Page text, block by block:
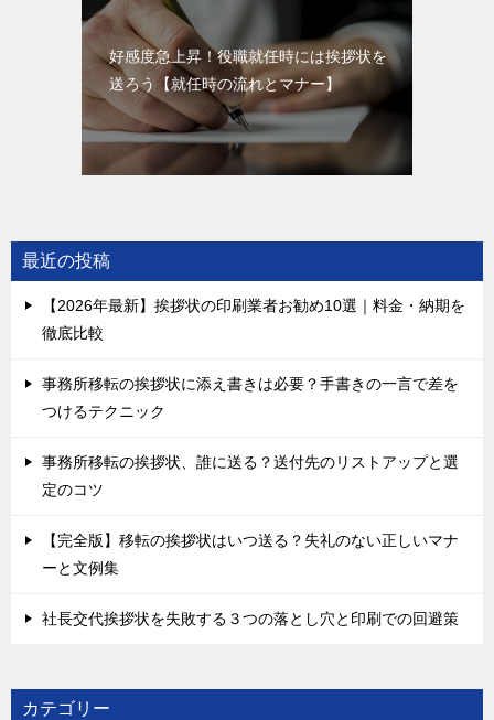
好感度急上昇！役職就任時には挨拶状を
送ろう【就任時の流れとマナー】
最近の投稿
【2026年最新】挨拶状の印刷業者お勧め10選｜料金・納期を
徹底比較
事務所移転の挨拶状に添え書きは必要？手書きの一言で差を
つけるテクニック
事務所移転の挨拶状、誰に送る？送付先のリストアップと選
定のコツ
【完全版】移転の挨拶状はいつ送る？失礼のない正しいマナ
ーと文例集
社長交代挨拶状を失敗する３つの落とし穴と印刷での回避策
カテゴリー